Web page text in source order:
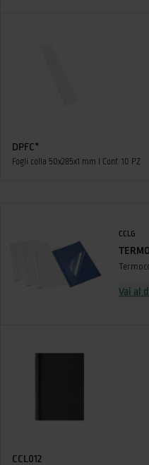
DPFC*
Fogli colla 50x285x1 mm I Conf. 10 PZ
CCLG
Vai al
CCL012